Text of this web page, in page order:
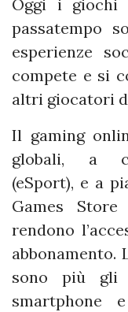
Oggi i giochi
passatempo
esperienze
compete e si
altri giocatori
Il gaming
globali, a
(eSport), e a
Games
rendono
abbonamento.
sono più gli
smartphone